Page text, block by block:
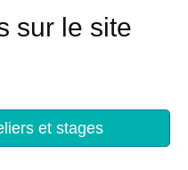
sur le site
et stages